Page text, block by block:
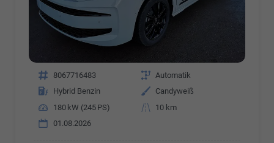
Fahrzeugnr. 8067716483 Getriebe Automatik
Kraftstoff
Hybrid Benzin Außenfarbe
Candyweiß
Leistung
180 kW (245 PS) Kilometerstand
10 km
01.08.2026